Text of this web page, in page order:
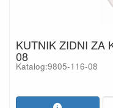
KUTNIK ZIDNI ZA
08
Katalog:9805-116-08